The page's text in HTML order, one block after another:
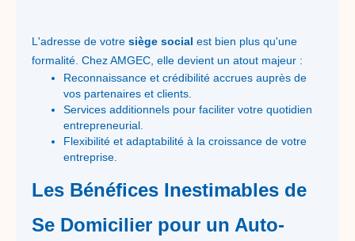
L'adresse de votre siège social est bien plus qu'une
formalité. Chez AMGEC, elle devient un atout majeur :
Reconnaissance et crédibilité accrues auprès de
vos partenaires et clients.
Services additionnels pour faciliter votre quotidien
entrepreneurial.
Flexibilité et adaptabilité à la croissance de votre
entreprise.
Les Bénéfices Inestimables de
Se Domicilier pour un Auto-